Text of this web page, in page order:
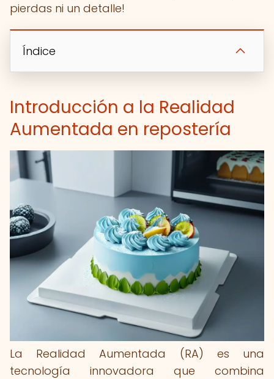
pierdas ni un detalle!
Índice
Introducción a la Realidad
Aumentada en repostería
La Realidad Aumentada (RA) es una
tecnología innovadora que combina